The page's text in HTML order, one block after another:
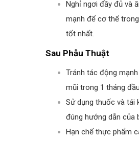
Nghỉ ngơi đầy đủ và
mạnh để cơ thể
tốt nhất.
Sau Phẫu Thuật
Tránh tác động
mũi trong 1 tháng
Sử dụng thuốc và tái
đúng hướng dẫn của
Hạn chế thực phẩm